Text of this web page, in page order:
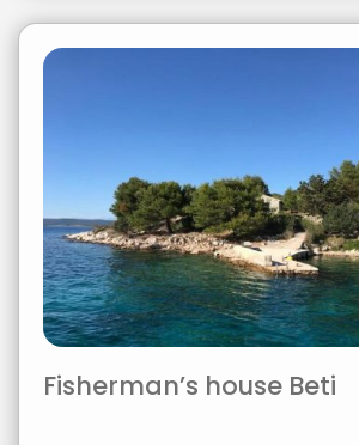
Fisherman’s house Beti